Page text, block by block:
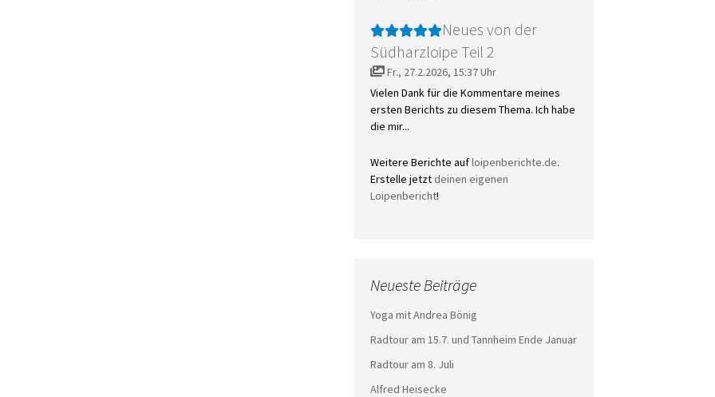
Neues von der
Südharzloipe Teil 2
Fr., 27.2.2026, 15:37 Uhr
Vielen Dank für die Kommentare meines
ersten Berichts zu diesem Thema. Ich habe
die mir...
Weitere Berichte aufloipenberichte.de.
Erstelle jetzt deinen eigenen
Loipenbericht!
Neueste Beiträge
Yoga mit Andrea Bönig
Radtour am 15.7. und Tannheim Ende Januar
Radtour am 8. Juli
Alfred Heisecke